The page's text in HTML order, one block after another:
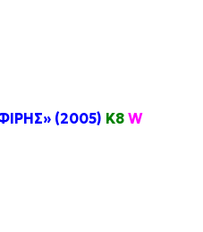
(2005) Κ8 W